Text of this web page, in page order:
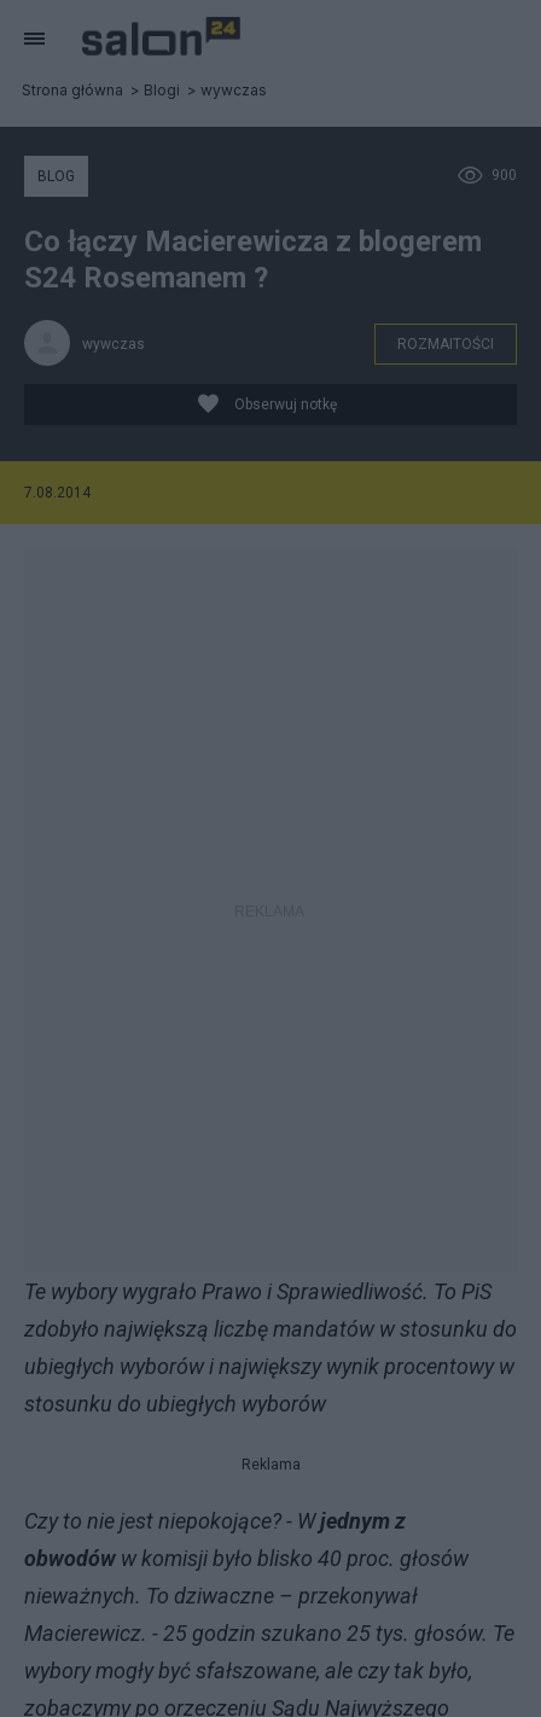
Strona główna Blogi wywczas
900
BLOG
Co łączy Macierewicza z blogerem
S24 Rosemanem ?
wywczas ROZMAITOŚCI
Obserwuj notkę
7.08.2014
Te wybory wygrało Prawo i Sprawiedliwość. To PiS
zdobyło największą liczbę mandatów w stosunku do
ubiegłych wyborów i największy wynik procentowy w
stosunku do ubiegłych wyborów
Reklama
Czy to nie jest niepokojące? - Wjednym z
obwodów w komisji było blisko 40 proc. głosów
nieważnych. To dziwaczne – przekonywał
Macierewicz. - 25 godzin szukano 25 tys. głosów. Te
wybory mogły być sfałszowane, ale czy tak było,
zobaczymy po orzeczeniu Sądu Najwyższego